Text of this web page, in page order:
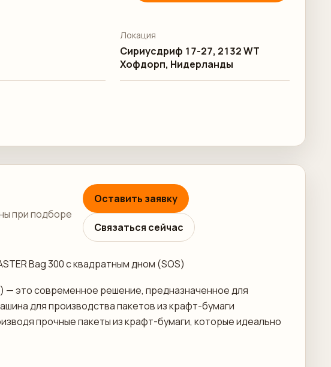
Локация
Сириусдриф 17-27, 2132 WT
Хофдорп, Нидерланды
при подборе
Оставить заявку
Связаться сейчас
Bag 300 с квадратным дном (SOS)
— это современное решение, предназначенное для
для производства пакетов из крафт-бумаги
прочные пакеты из крафт-бумаги, которые идеально